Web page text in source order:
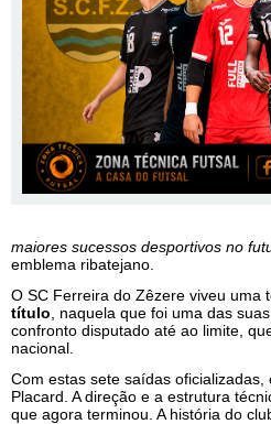
maiores sucessos desportivos no
emblema ribatejano.
O SC Ferreira do Zêzere viveu uma
título , naquela que foi uma das
confronto disputado até ao limite,
nacional.
Com estas sete saídas oficializadas,
Placard. A direção e a estrutura
que agora terminou. A história do